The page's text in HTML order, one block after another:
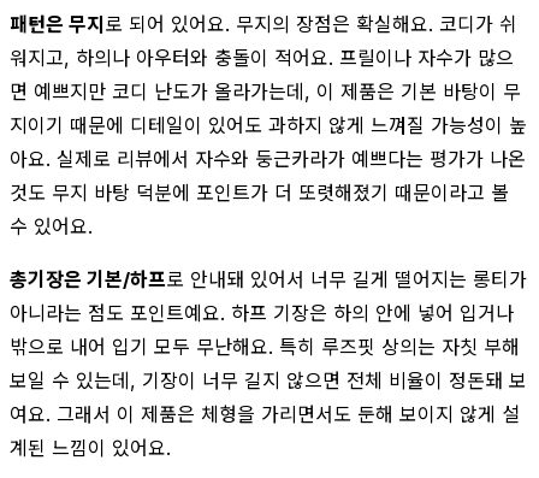
패턴은 무지로 되어 있어요. 무지의 장점은 확실해요. 코디가 쉬
워지고, 하의나 아우터와 충돌이 적어요. 프릴이나 자수가 많으
면 예쁘지만 코디 난도가 올라가는데, 이 제품은 기본 바탕이 무
지이기 때문에 디테일이 있어도 과하지 않게 느껴질 가능성이 높
아요. 실제로 리뷰에서 자수와 둥근카라가 예쁘다는 평가가 나온
것도 무지 바탕 덕분에 포인트가 더 또렷해졌기 때문이라고 볼
수 있어요.
총기장은 기본/하프로 안내돼 있어서 너무 길게 떨어지는 롱티가
아니라는 점도 포인트예요. 하프 기장은 하의 안에 넣어 입거나
밖으로 내어 입기 모두 무난해요. 특히 루즈핏 상의는 자칫 부해
보일 수 있는데, 기장이 너무 길지 않으면 전체 비율이 정돈돼 보
여요. 그래서 이 제품은 체형을 가리면서도 둔해 보이지 않게 설
계된 느낌이 있어요.